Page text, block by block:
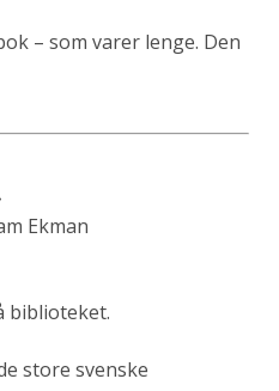
– som varer lenge. Den
Ekman
biblioteket.
store svenske